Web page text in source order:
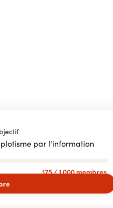
par l'information
175/ 1 000 membres